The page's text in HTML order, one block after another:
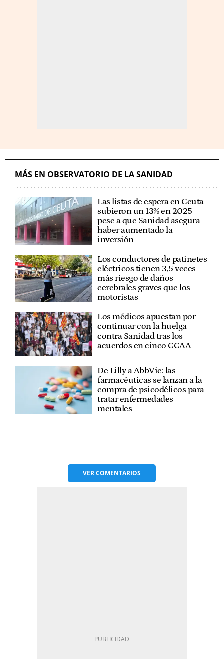
MÁS EN OBSERVATORIO DE LA SANIDAD
Las listas de espera en Ceuta
subieron un 13% en 2025
pese a que Sanidad asegura
haber aumentado la
inversión
Los conductores de patinetes
eléctricos tienen 3,5 veces
más riesgo de daños
cerebrales graves que los
motoristas
Los médicos apuestan por
continuar con la huelga
contra Sanidad tras los
acuerdos en cinco CCAA
De Lilly a AbbVie: las
farmacéuticas se lanzan a la
compra de psicodélicos para
tratar enfermedades
mentales
VERCOMENTARIOS